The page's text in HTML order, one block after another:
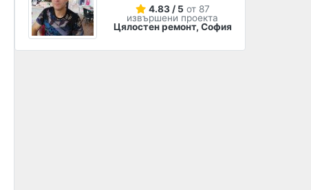
4.83 / 5 от 87
извършени проекта
Цялостен ремонт, София